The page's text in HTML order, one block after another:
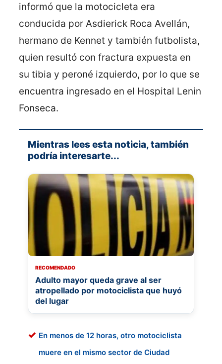
informó que la motocicleta era
conducida por Asdierick Roca Avellán,
hermano de Kennet y también futbolista,
quien resultó con fractura expuesta en
su tibia y peroné izquierdo, por lo que se
encuentra ingresado en el Hospital Lenin
Fonseca.
Mientras lees esta noticia, también
podría interesarte...
RECOMENDADO
Adulto mayor queda grave al ser
atropellado por motociclista que huyó
del lugar
En menos de 12 horas, otro motociclista
muere en el mismo sector de Ciudad